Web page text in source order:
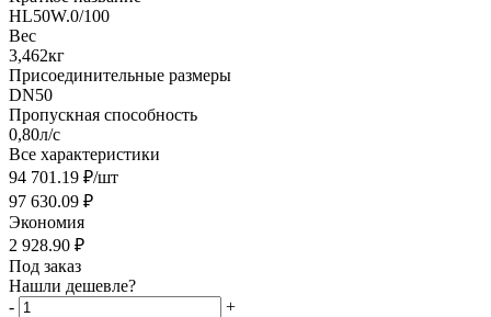
HL50W.0/100
Вес
3,462кг
Присоединительные размеры
DN50
Пропускная способность
0,80л/с
Все характеристики
94 701.19 ₽/шт
97 630.09 ₽
Экономия
2 928.90 ₽
Под заказ
Нашли дешевле?
-
+